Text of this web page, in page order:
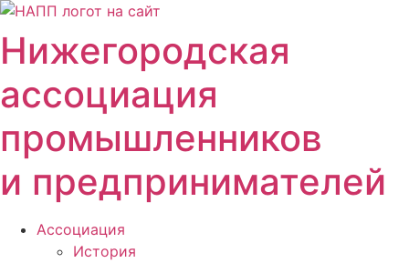
Перейти
содержимому
Нижегородская
ассоциация
промышленников
и предпринимателей
Ассоциация
История